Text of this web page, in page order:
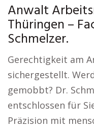
Anwalt
Thüringen –
Schmelzer.
Gerechtigkeit am
sichergestellt.
gemobbt? Dr.
entschlossen für
Präzision mit